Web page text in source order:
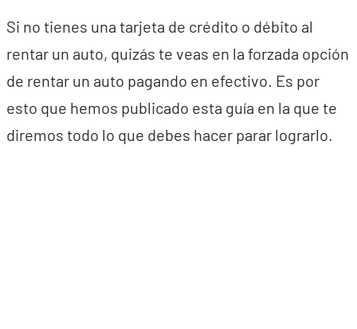
Si no tienes una tarjeta de crédito o débito al
rentar un auto, quizás te veas en la forzada opción
de rentar un auto pagando en efectivo. Es por
esto que hemos publicado esta guía en la que te
diremos todo lo que debes hacer parar lograrlo.